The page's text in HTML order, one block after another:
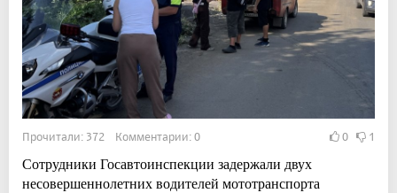
Прочитали: 372 Комментарии: 0 0 1
Сотрудники Госавтоинспекции задержали двух
несовершеннолетних водителей мототранспорта